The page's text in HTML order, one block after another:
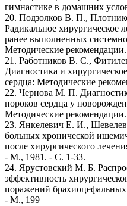
гимнастике в домашних
20. Подзолков В. П.,
Радикальное хирургическое
ранее выполненных
Методические
21. Работников В. С.,
Диагностика и
сердца: Методические
22. Чернова М. П.
пороков сердца у
Методические
23. Янкелевич Е. И.,
больных хронической
после хирургического
- М., 1981. - С. 1-33.
24. Ярустовский М. Б.
эффективность
поражений
- М., 199